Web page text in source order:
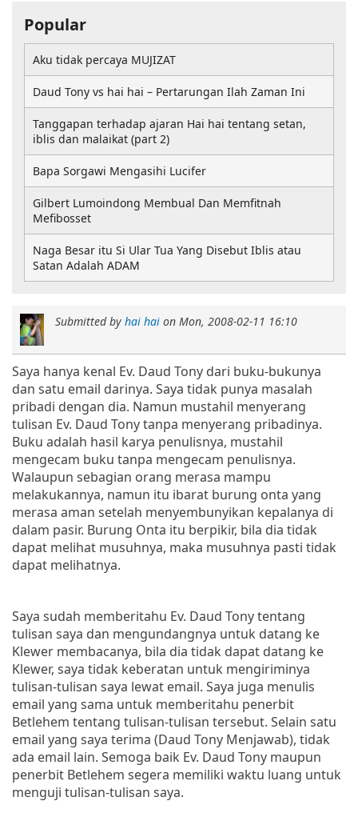
Submitted by hai hai on Mon, 2008-02-11 16:10
Saya hanya kenal Ev. Daud Tony dari buku-bukunya
dan satu email darinya. Saya tidak punya masalah
pribadi dengan dia. Namun mustahil menyerang
tulisan Ev. Daud Tony tanpa menyerang pribadinya.
Buku adalah hasil karya penulisnya, mustahil
mengecam buku tanpa mengecam penulisnya.
Walaupun sebagian orang merasa mampu
melakukannya, namun itu ibarat burung onta yang
merasa aman setelah menyembunyikan kepalanya di
dalam pasir. Burung Onta itu berpikir, bila dia tidak
dapat melihat musuhnya, maka musuhnya pasti tidak
dapat melihatnya.
Saya sudah memberitahu Ev. Daud Tony tentang
tulisan saya dan mengundangnya untuk datang ke
Klewer membacanya, bila dia tidak dapat datang ke
Klewer, saya tidak keberatan untuk mengiriminya
tulisan-tulisan saya lewat email. Saya juga menulis
email yang sama untuk memberitahu penerbit
Betlehem tentang tulisan-tulisan tersebut. Selain satu
email yang saya terima (Daud Tony Menjawab), tidak
ada email lain. Semoga baik Ev. Daud Tony maupun
penerbit Betlehem segera memiliki waktu luang untuk
menguji tulisan-tulisan saya.
Popular
Aku tidak percaya MUJIZAT
Daud Tony vs hai hai – Pertarungan Ilah Zaman Ini
Tanggapan terhadap ajaran Hai hai tentang setan,
iblis dan malaikat (part 2)
Bapa Sorgawi Mengasihi Lucifer
Gilbert Lumoindong Membual Dan Memfitnah
Mefibosset
Naga Besar itu Si Ular Tua Yang Disebut Iblis atau
Satan Adalah ADAM